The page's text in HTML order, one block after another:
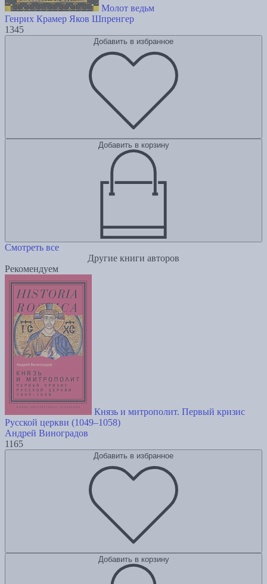
Молот ведьм
Генрих Крамер Яков Шпренгер
1345
Добавить в избранное
Добавить в корзину
Смотреть все
Другие книги авторов
Рекомендуем
Князь и митрополит. Первый кризис
Русской церкви (1049–1058)
Андрей Виноградов
1165
Добавить в избранное
Добавить в корзину